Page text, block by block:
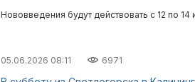
Нововведения будут действовать с 12 по 14
05.06.2026 08:11 6971